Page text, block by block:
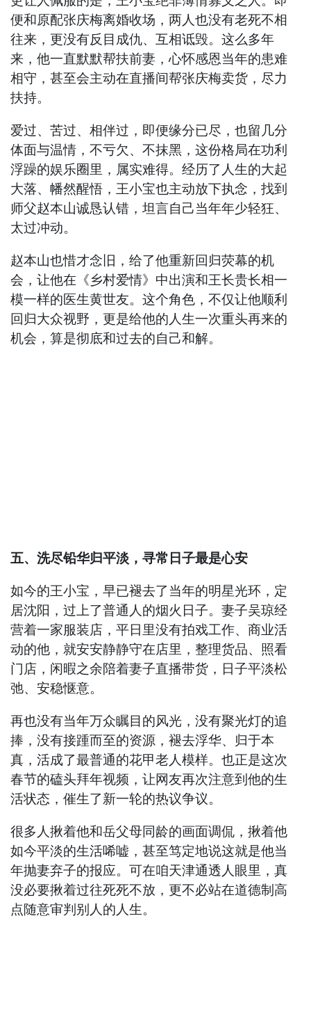
便和原配张庆梅离婚收场，两人也没有老死不相
往来，更没有反目成仇、互相诋毁。这么多年
来，他一直默默帮扶前妻，心怀感恩当年的患难
相守，甚至会主动在直播间帮张庆梅卖货，尽力
扶持。
爱过、苦过、相伴过，即便缘分已尽，也留几分
体面与温情，不亏欠、不抹黑，这份格局在功利
浮躁的娱乐圈里，属实难得。经历了人生的大起
大落、幡然醒悟，王小宝也主动放下执念，找到
师父赵本山诚恳认错，坦言自己当年年少轻狂、
太过冲动。
赵本山也惜才念旧，给了他重新回归荧幕的机
会，让他在《乡村爱情》中出演和王长贵长相一
模一样的医生黄世友。这个角色，不仅让他顺利
回归大众视野，更是给他的人生一次重头再来的
机会，算是彻底和过去的自己和解。
五、洗尽铅华归平淡，寻常日子最是心安
如今的王小宝，早已褪去了当年的明星光环，定
居沈阳，过上了普通人的烟火日子。妻子吴琼经
营着一家服装店，平日里没有拍戏工作、商业活
动的他，就安安静静守在店里，整理货品、照看
门店，闲暇之余陪着妻子直播带货，日子平淡松
弛、安稳惬意。
再也没有当年万众瞩目的风光，没有聚光灯的追
捧，没有接踵而至的资源，褪去浮华、归于本
真，活成了最普通的花甲老人模样。也正是这次
春节的磕头拜年视频，让网友再次注意到他的生
活状态，催生了新一轮的热议争议。
很多人揪着他和岳父母同龄的画面调侃，揪着他
如今平淡的生活唏嘘，甚至笃定地说这就是他当
年抛妻弃子的报应。可在咱天津通透人眼里，真
没必要揪着过往死死不放，更不必站在道德制高
点随意审判别人的人生。